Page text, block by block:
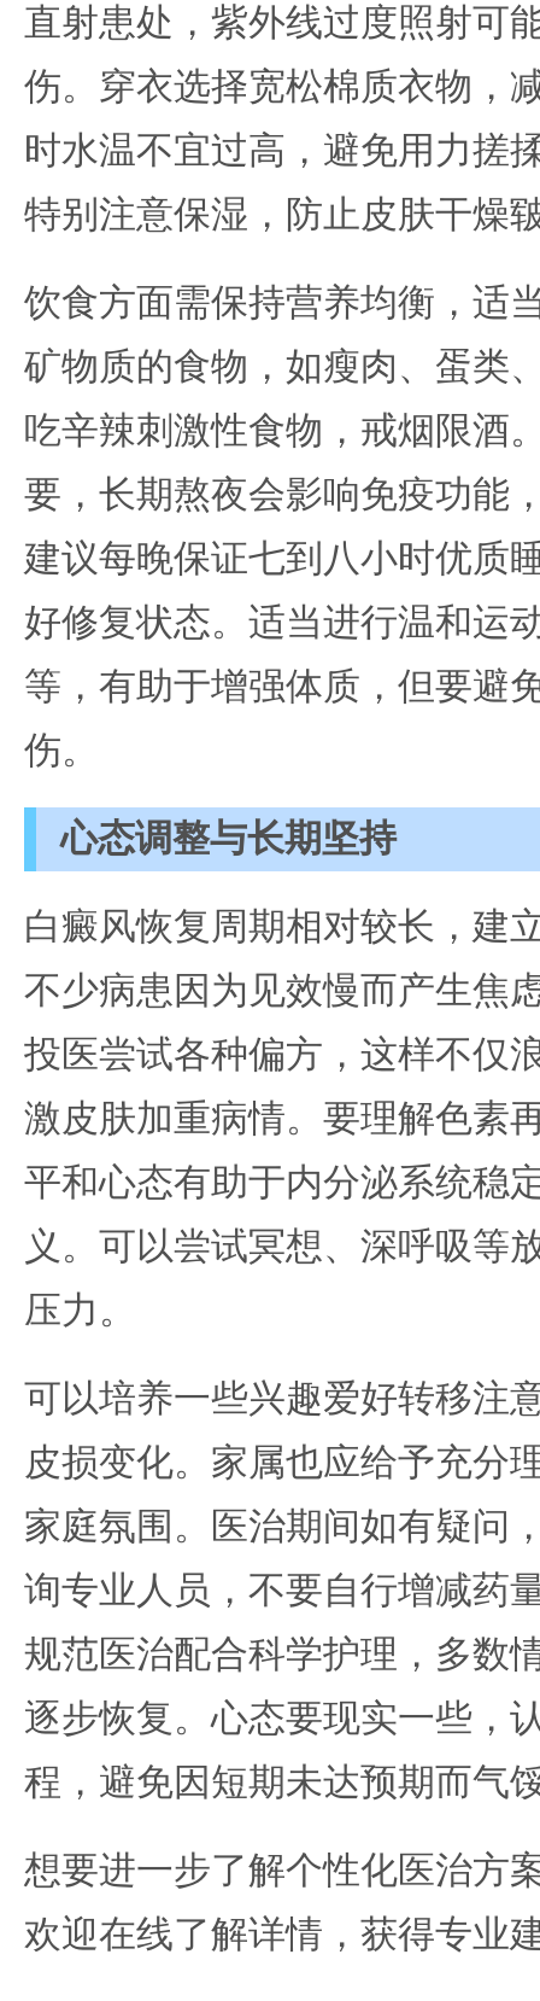
直射患处，紫外线过度照射可
伤。穿衣选择宽松棉质衣物，
时水温不宜过高，避免用力搓
特别注意保湿，防止皮肤干燥
饮食方面需保持营养均衡，适
矿物质的食物，如瘦肉、蛋类
吃辛辣刺激性食物，戒烟限酒
要，长期熬夜会影响免疫功能
建议每晚保证七到八小时优质
好修复状态。适当进行温和运
等，有助于增强体质，但要避
伤。
心态调整与长期坚持
白癜风恢复周期相对较长，建
不少病患因为见效慢而产生焦
投医尝试各种偏方，这样不仅
激皮肤加重病情。要理解色素
平和心态有助于内分泌系统稳
义。可以尝试冥想、深呼吸等
压力。
可以培养一些兴趣爱好转移注
皮损变化。家属也应给予充分
家庭氛围。医治期间如有疑问
询专业人员，不要自行增减药
规范医治配合科学护理，多数
逐步恢复。心态要现实一些，
程，避免因短期未达预期而气
想要进一步了解个性化医治方
欢迎在线了解详情，获得专业